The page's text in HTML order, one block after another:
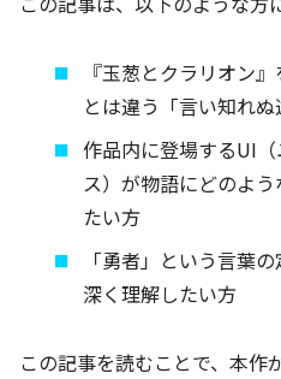
『玉葱とクラリオン
とは違う「言い知れ
作品内に登場するUI
ス）が物語にどのよ
たい方
「勇者」という言葉
深く理解したい方
この記事を読むことで、本作